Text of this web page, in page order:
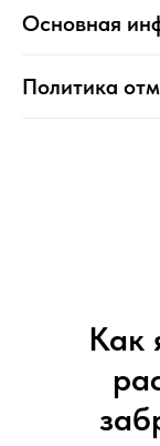
Основная
Политика
Как